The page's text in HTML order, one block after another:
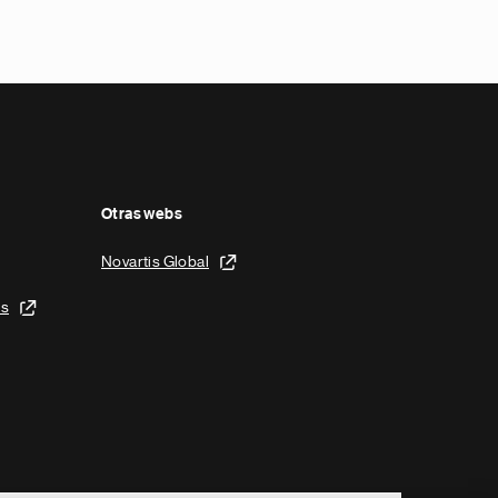
Otras webs
Novartis Global